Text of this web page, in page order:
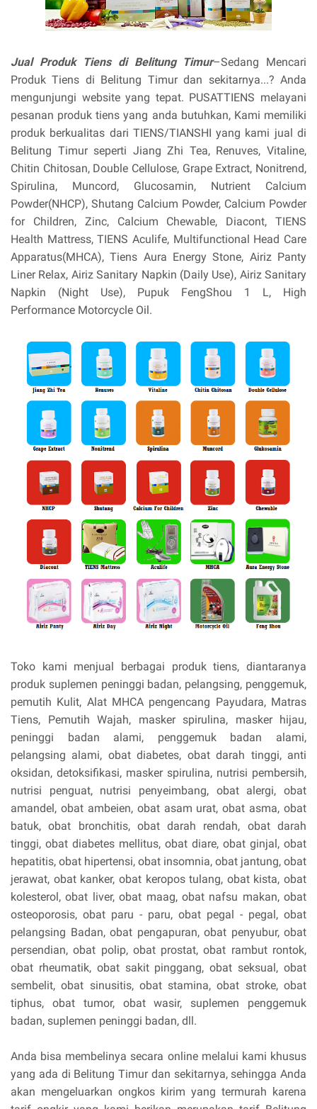
Jual Produk Tiens di Belitung Timur–Sedang Mencari
Produk Tiens di Belitung Timur dan sekitarnya...? Anda
mengunjungi website yang tepat. PUSATTIENS melayani
pesanan produk tiens yang anda butuhkan, Kami memiliki
produk berkualitas dari TIENS/TIANSHI yang kami jual di
Belitung Timur seperti Jiang Zhi Tea, Renuves, Vitaline,
Chitin Chitosan, Double Cellulose, Grape Extract, Nonitrend,
Spirulina, Muncord, Glucosamin, Nutrient Calcium
Powder(NHCP), Shutang Calcium Powder, Calcium Powder
for Children, Zinc, Calcium Chewable, Diacont, TIENS
Health Mattress, TIENS Aculife, Multifunctional Head Care
Apparatus(MHCA), Tiens Aura Energy Stone, Airiz Panty
Liner Relax, Airiz Sanitary Napkin (Daily Use), Airiz Sanitary
Napkin (Night Use), Pupuk FengShou 1 L, High
Performance Motorcycle Oil.
Toko kami menjual berbagai produk tiens, diantaranya
produk suplemen peninggi badan, pelangsing, penggemuk,
pemutih Kulit, Alat MHCA pengencang Payudara, Matras
Tiens, Pemutih Wajah, masker spirulina, masker hijau,
peninggi badan alami, penggemuk badan alami,
pelangsing alami, obat diabetes, obat darah tinggi, anti
oksidan, detoksifikasi, masker spirulina, nutrisi pembersih,
nutrisi penguat, nutrisi penyeimbang, obat alergi, obat
amandel, obat ambeien, obat asam urat, obat asma, obat
batuk, obat bronchitis, obat darah rendah, obat darah
tinggi, obat diabetes mellitus, obat diare, obat ginjal, obat
hepatitis, obat hipertensi, obat insomnia, obat jantung, obat
jerawat, obat kanker, obat keropos tulang, obat kista, obat
kolesterol, obat liver, obat maag, obat nafsu makan, obat
osteoporosis, obat paru - paru, obat pegal - pegal, obat
pelangsing Badan, obat pengapuran, obat penyubur, obat
persendian, obat polip, obat prostat, obat rambut rontok,
obat rheumatik, obat sakit pinggang, obat seksual, obat
sembelit, obat sinusitis, obat stamina, obat stroke, obat
tiphus, obat tumor, obat wasir, suplemen penggemuk
badan, suplemen peninggi badan, dll.
Anda bisa membelinya secara online melalui kami khusus
yang ada di Belitung Timur dan sekitarnya, sehingga Anda
akan mengeluarkan ongkos kirim yang termurah karena